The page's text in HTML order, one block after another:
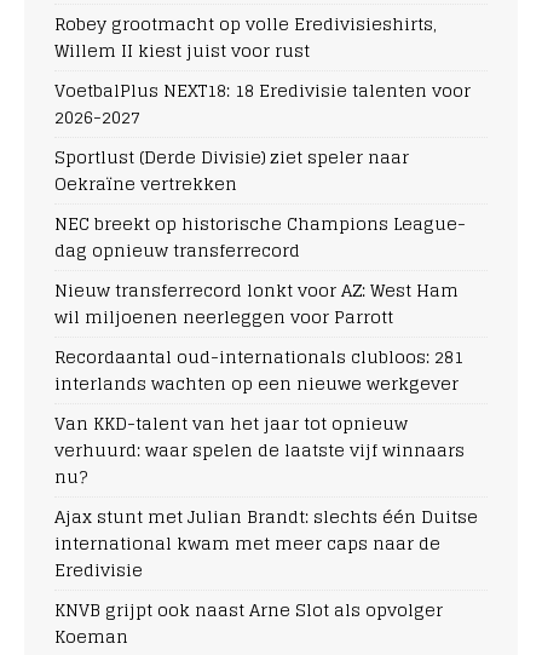
Robey grootmacht op volle Eredivisieshirts,
Willem II kiest juist voor rust
VoetbalPlus NEXT18: 18 Eredivisie talenten voor
2026-2027
Sportlust (Derde Divisie) ziet speler naar
Oekraïne vertrekken
NEC breekt op historische Champions League-
dag opnieuw transferrecord
Nieuw transferrecord lonkt voor AZ: West Ham
wil miljoenen neerleggen voor Parrott
Recordaantal oud-internationals clubloos: 281
interlands wachten op een nieuwe werkgever
Van KKD-talent van het jaar tot opnieuw
verhuurd: waar spelen de laatste vijf winnaars
nu?
Ajax stunt met Julian Brandt: slechts één Duitse
international kwam met meer caps naar de
Eredivisie
KNVB grijpt ook naast Arne Slot als opvolger
Koeman